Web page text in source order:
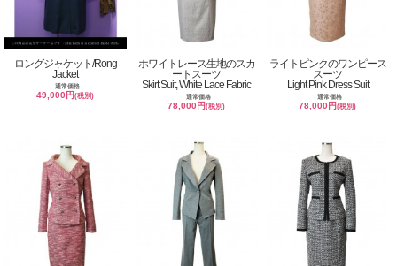
ロングジャケット/Rong
Jacket
通常価格
49,000円(税別)
ホワイトレース生地のスカ
ートスーツ
Skirt Suit, White Lace Fabric
通常価格
78,000円(税別)
ライトピンクのワンピース
スーツ
Light Pink Dress Suit
通常価格
78,000円(税別)